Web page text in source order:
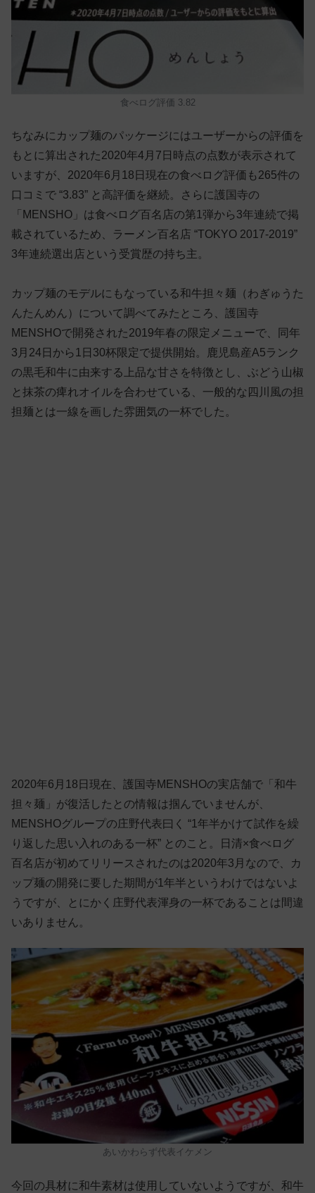
食べログ評価 3.82
ちなみにカップ麺のパッケージにはユーザーからの評価を
もとに算出された2020年4月7日時点の点数が表示されて
いますが、2020年6月18日現在の食べログ評価も265件の
口コミで “3.83” と高評価を継続。さらに護国寺の
「MENSHO」は食べログ百名店の第1弾から3年連続で掲
載されているため、ラーメン百名店 “TOKYO 2017-2019”
3年連続選出店という受賞歴の持ち主。
カップ麺のモデルにもなっている和牛担々麺（わぎゅうた
んたんめん）について調べてみたところ、護国寺
MENSHOで開発された2019年春の限定メニューで、同年
3月24日から1日30杯限定で提供開始。鹿児島産A5ランク
の黒毛和牛に由来する上品な甘さを特徴とし、ぶどう山椒
と抹茶の痺れオイルを合わせている、一般的な四川風の担
担麺とは一線を画した雰囲気の一杯でした。
2020年6月18日現在、護国寺MENSHOの実店舗で「和牛
担々麺」が復活したとの情報は掴んでいませんが、
MENSHOグループの庄野代表曰く “1年半かけて試作を繰
り返した思い入れのある一杯” とのこと。日清×食べログ
百名店が初めてリリースされたのは2020年3月なので、カ
ップ麺の開発に要した期間が1年半というわけではないよ
うですが、とにかく庄野代表渾身の一杯であることは間違
いありません。
あいかわらず代表イケメン
今回の具材に和牛素材は使用していないようですが、和牛